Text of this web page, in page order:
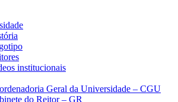
institucionais
Geral da Universidade – CGU
do Reitor – GR